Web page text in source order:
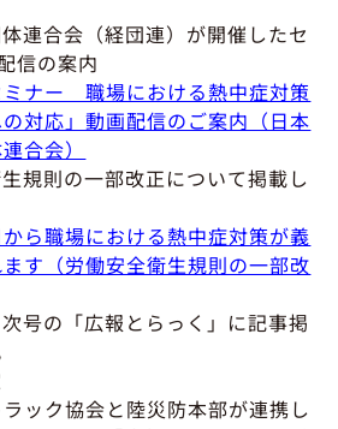
連合会（経団連）が開催したセ
信の案内
ミナー 職場における熱中症対策
対応」動画配信のご案内（日本
合会）
規則の一部改正について掲載し
ら職場における熱中症対策が義
す（労働安全衛生規則の一部改
の「広報とらっく」に記事掲
ック協会と陸災防本部が連携し